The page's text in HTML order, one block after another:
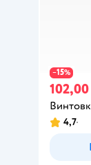
−15%
4,7